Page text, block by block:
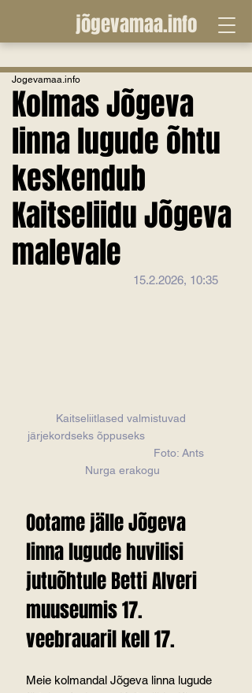
jõgevamaa.info
Kolmas Jõgeva
linna lugude õhtu
keskendub
Kaitseliidu Jõgeva
malevale
Jogevamaa.info
15.2.2026, 10:35
Kaitseliitlased valmistuvad
järjekordseks õppuseks
                                     Foto: Ants
Nurga erakogu
Ootame jälle Jõgeva
linna lugude huvilisi
jutuõhtule Betti Alveri
muuseumis 17.
veebrauaril kell 17.
Meie kolmandal Jõgeva linna lugude